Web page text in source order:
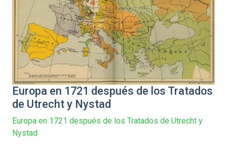
Europa en 1721 después de los Tratados
de Utrecht y Nystad
Europa en 1721 después de los Tratados de Utrecht y
Nystad